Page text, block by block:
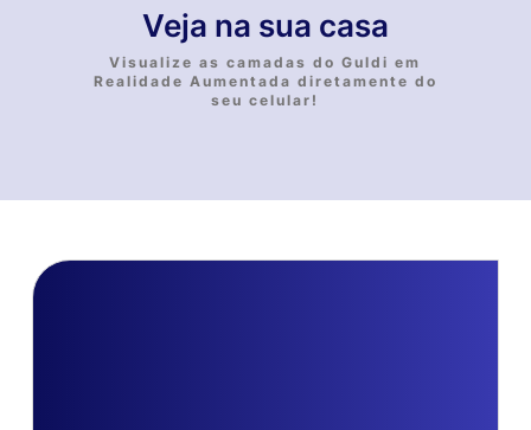
Veja na sua casa
Visualize as camadas do Guldi em
Realidade Aumentada diretamente do
seu celular!